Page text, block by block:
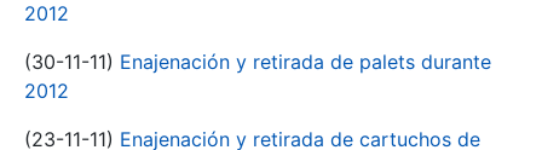
2012
(30-11-11) Enajenación y retirada de palets durante
2012
(23-11-11) Enajenación y retirada de cartuchos de